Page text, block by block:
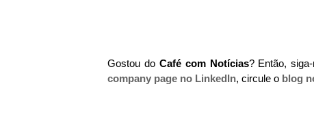
Gostou do Café com Notícias? Então,
company page no LinkedIn, circule o blog